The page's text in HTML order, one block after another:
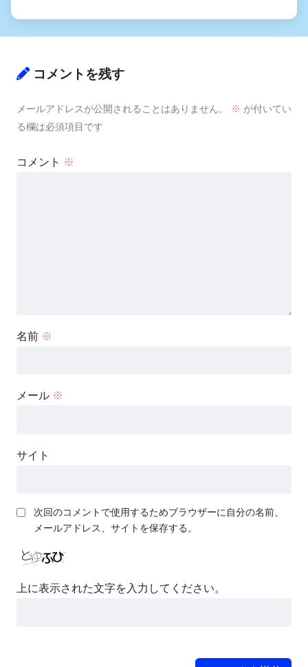
コメントを残す
メールアドレスが公開されることはありません。 ※ が付いてい
る欄は必須項目です
コメント ※
名前 ※
メール ※
サイト
次回のコメントで使用するためブラウザーに自分の名前、
メールアドレス、サイトを保存する。
上に表示された文字を入力してください。